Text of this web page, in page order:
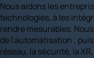
Nous aidons les
technologies, à les
rendre mesurables.
de l'automatisation ;
réseau, la sécurité, la